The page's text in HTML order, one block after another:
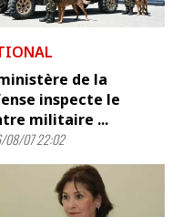
de la
inspecte le
militaire ...
08/07 22:02